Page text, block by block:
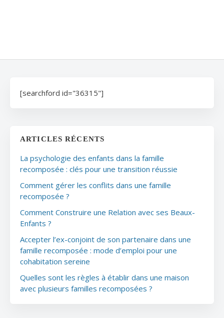
[searchford id="36315"]
ARTICLES RÉCENTS
La psychologie des enfants dans la famille
recomposée : clés pour une transition réussie
Comment gérer les conflits dans une famille
recomposée ?
Comment Construire une Relation avec ses Beaux-
Enfants ?
Accepter l’ex-conjoint de son partenaire dans une
famille recomposée : mode d’emploi pour une
cohabitation sereine
Quelles sont les règles à établir dans une maison
avec plusieurs familles recomposées ?